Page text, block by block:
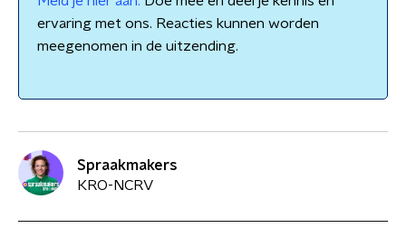
ervaring met ons. Reacties kunnen worden
meegenomen in de uitzending.
Spraakmakers
KRO-NCRV